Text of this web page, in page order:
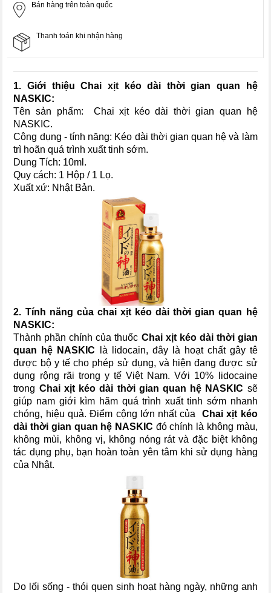
Bán hàng trên toàn quốc
Thanh toán khi nhận hàng
1. Giới thiệu Chai xịt kéo dài thời gian quan hệ
NASKIC:
Tên sản phẩm: Chai xịt kéo dài thời gian quan hệ
NASKIC.
Công dụng - tính năng: Kéo dài thời gian quan hệ và làm
trì hoãn quá trình xuất tinh sớm.
Dung Tích: 10ml.
Quy cách: 1 Hộp / 1 Lọ.
Xuất xứ: Nhật Bản.
2. Tính năng của chai xịt kéo dài thời gian quan hệ
NASKIC:
Thành phần chính của thuốc Chai xịt kéo dài thời gian
quan hệ NASKIC là lidocain, đây là hoạt chất gây tê
được bộ y tế cho phép sử dụng, và hiện đang được sử
dụng rộng rãi trong y tế Việt Nam. Với 10% lidocaine
trong Chai xịt kéo dài thời gian quan hệ NASKIC sẽ
giúp nam giới kìm hãm quá trình xuất tinh sớm nhanh
chóng, hiệu quả. Điểm cộng lớn nhất của Chai xịt kéo
dài thời gian quan hệ NASKIC đó chính là không màu,
không mùi, không vị, không nóng rát và đặc biệt không
tác dụng phụ, bạn hoàn toàn yên tâm khi sử dụng hàng
của Nhật.
Do lối sống - thói quen sinh hoạt hàng ngày, những anh